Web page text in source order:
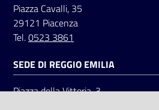
Piazza Cavalli, 35
29121 Piacenza
Tel.0523 3861
SEDE DI REGGIO EMILIA
Piazza della Vittoria, 3